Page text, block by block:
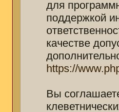
для
поддержкой
качестве
https://
Вы